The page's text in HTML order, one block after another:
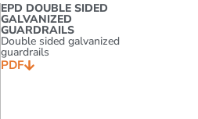
EPD DOUBLE SIDED
GALVANIZED
GUARDRAILS
Double sided galvanized
guardrails
PDF